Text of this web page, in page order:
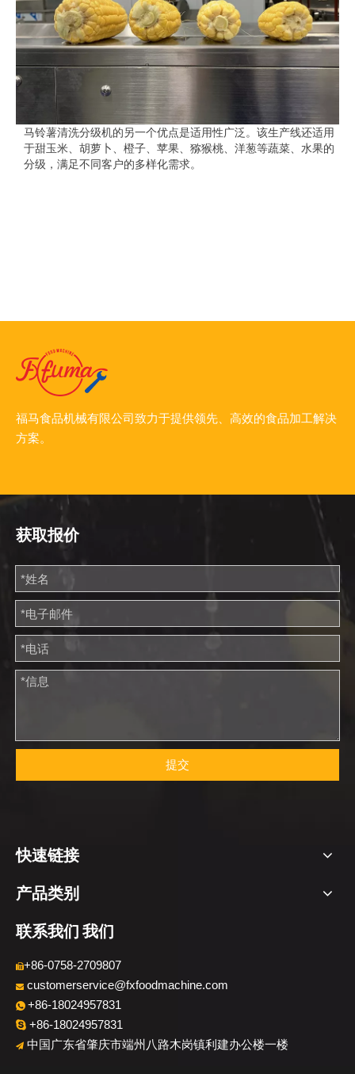
马铃薯清洗分级机的另一个优点是适用性广泛。该生产线还适用
于甜玉米、胡萝卜、橙子、苹果、猕猴桃、洋葱等蔬菜、水果的
分级，满足不同客户的多样化需求。
福马食品机械有限公司致力于提供领先、高效的食品加工解决
方案。
获取报价
提交
快速链接
产品类别
联系我们 我们
+86-0758-2709807
 customerservice@fxfoodmachine.com
 +86-18024957831
 +86-18024957831
 中国广东省肇庆市端州八路木岗镇利建办公楼一楼